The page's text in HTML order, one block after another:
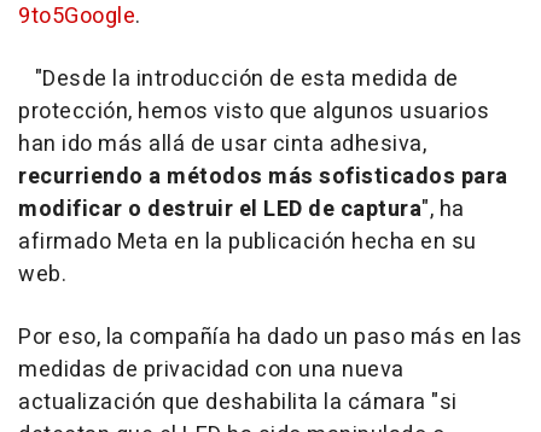
9to5Google.
"Desde la introducción de esta medida de
protección, hemos visto que algunos usuarios
han ido más allá de usar cinta adhesiva,
recurriendo a métodos más sofisticados para
modificar o destruir el LED de captura", ha
afirmado Meta en la publicación hecha en su
web.
Por eso, la compañía ha dado un paso más en las
medidas de privacidad con una nueva
actualización que deshabilita la cámara "si